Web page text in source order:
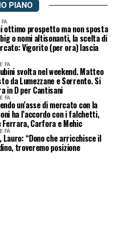
PIANO
ottimo prospetto ma non sposta
o nomi altisonanti, la scelta di
Vigorito (per ora) lascia
FA
svolta nel weekend. Matteo
da Lumezzane e Sorrento. Si
in D per Cantisani
FA
un’asse di mercato con la
ha l’accordo con i falchetti,
Carfora e Mehic
FA
Lauro: “Dono che arricchisce il
troveremo posizione